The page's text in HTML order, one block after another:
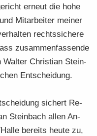
er­neut die hohe
Mit­ar­bei­ter mei­ner
rechts­si­che­re
zu­sam­men­fas­sen­de
Wal­ter Chris­ti­an Stein­
Ent­schei­dung.
si­chert Re­
Stein­bach allen An­
be­reits heute zu,